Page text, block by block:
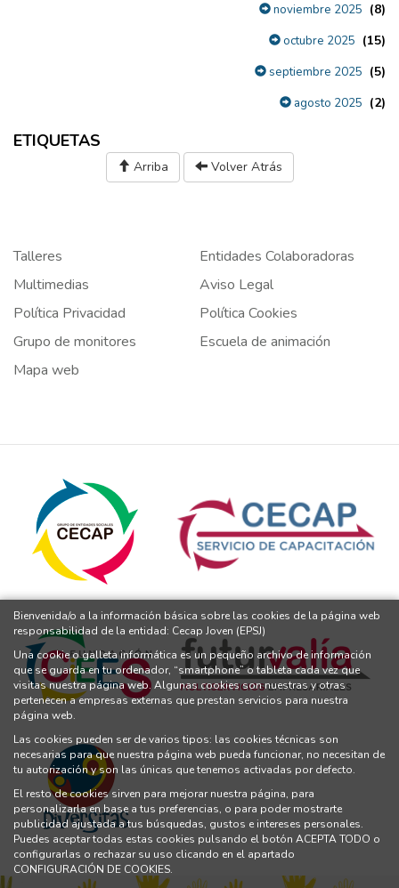
noviembre 2025 (8)
octubre 2025 (15)
septiembre 2025 (5)
agosto 2025 (2)
ETIQUETAS
Arriba Volver Atrás
Talleres
Entidades Colaboradoras
Multimedias
Aviso Legal
Política Privacidad
Política Cookies
Grupo de monitores
Escuela de animación
Mapa web
Bienvenida/o a la información básica sobre las cookies de la página web
responsabilidad de la entidad: Cecap Joven (EPSJ)
Una cookie o galleta informática es un pequeño archivo de información
que se guarda en tu ordenador, “smartphone” o tableta cada vez que
visitas nuestra página web. Algunas cookies son nuestras y otras
pertenecen a empresas externas que prestan servicios para nuestra
página web.
Las cookies pueden ser de varios tipos: las cookies técnicas son
necesarias para que nuestra página web pueda funcionar, no necesitan de
tu autorización y son las únicas que tenemos activadas por defecto.
El resto de cookies sirven para mejorar nuestra página, para
personalizarla en base a tus preferencias, o para poder mostrarte
publicidad ajustada a tus búsquedas, gustos e intereses personales.
Puedes aceptar todas estas cookies pulsando el botón ACEPTA TODO o
configurarlas o rechazar su uso clicando en el apartado
CONFIGURACIÓN DE COOKIES.